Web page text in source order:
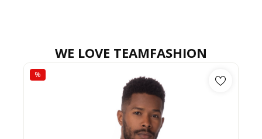
WE LOVE TEAMFASHION
%